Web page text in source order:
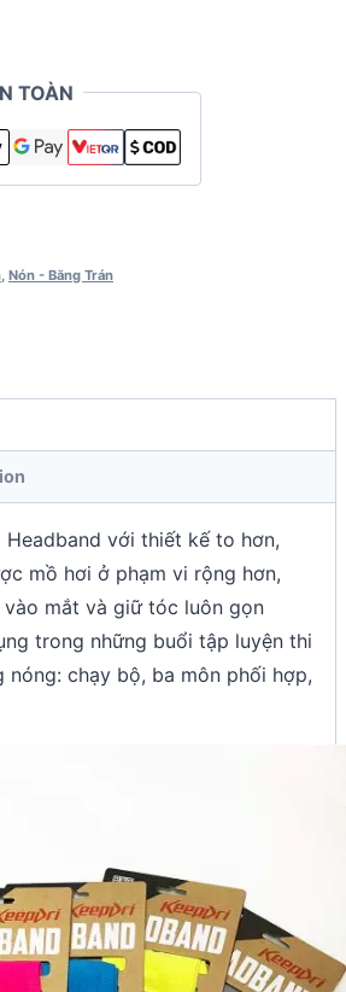
TOÀN
Nón - Băng Trán
Headband với thiết kế to hơn,
mồ hơi ở phạm vi rộng hơn,
vào mắt và giữ tóc luôn gọn
trong những buổi tập luyện thi
nóng: chạy bộ, ba môn phối hợp,